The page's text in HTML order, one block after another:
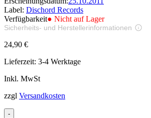
Label: Dischord Records
Verfügbarkeit● Nicht auf Lager
Sicherheits- und Herstellerinformationen
24,90 €
Lieferzeit: 3-4 Werktage
Inkl. MwSt
zzgl Versandkosten
-